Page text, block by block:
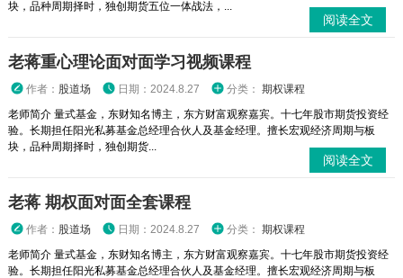
块，品种周期择时，独创期货五位一体战法，...
阅读全文
老蒋重心理论面对面学习视频课程
作者： 股道场 日期：2024.8.27 分类： 期权课程
老师简介 量式基金，东财知名博主，东方财富观察嘉宾。十七年股市期货投资经
验。长期担任阳光私募基金总经理合伙人及基金经理。擅长宏观经济周期与板
块，品种周期择时，独创期货...
阅读全文
老蒋 期权面对面全套课程
作者： 股道场 日期：2024.8.27 分类： 期权课程
老师简介 量式基金，东财知名博主，东方财富观察嘉宾。十七年股市期货投资经
验。长期担任阳光私募基金总经理合伙人及基金经理。擅长宏观经济周期与板